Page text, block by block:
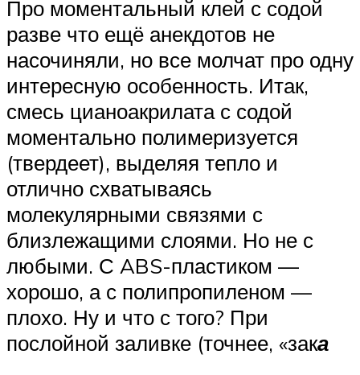
Про моментальный клей с содой
разве что ещё анекдотов не
насочиняли, но все молчат про одну
интересную особенность. Итак,
смесь цианоакрилата с содой
моментально полимеризуется
(твердеет), выделяя тепло и
отлично схватываясь
молекулярными связями с
близлежащими слоями. Но не с
любыми. С ABS-пластиком —
хорошо, а с полипропиленом —
плохо. Ну и что с того? При
послойной заливке (точнее, «зака